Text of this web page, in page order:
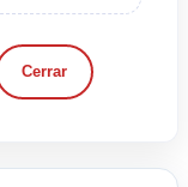
Cerrar